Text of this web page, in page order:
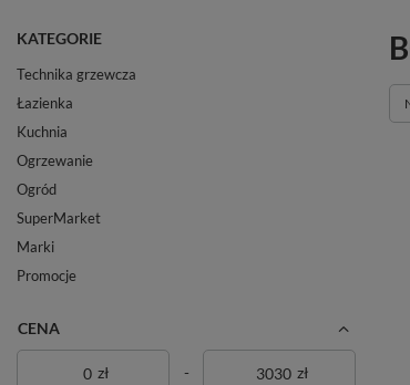
KATEGORIE
Technika grzewcza
Łazienka
Kuchnia
Ogrzewanie
Ogród
SuperMarket
Marki
Promocje
CENA
zł - zł